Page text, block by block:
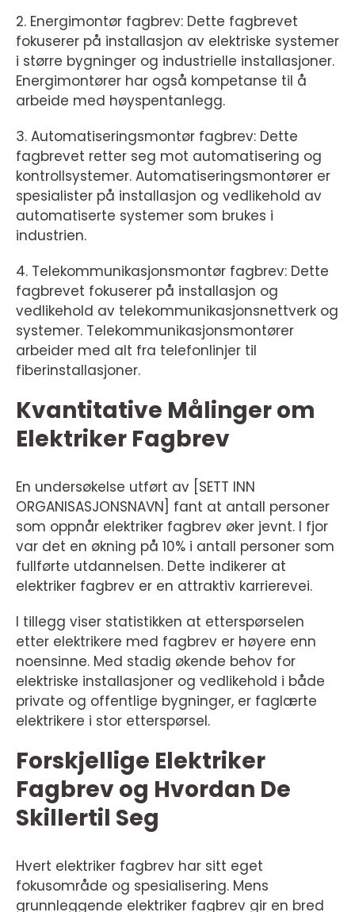
2. Energimontør fagbrev: Dette fagbrevet
fokuserer på installasjon av elektriske systemer
i større bygninger og industrielle installasjoner.
Energimontører har også kompetanse til å
arbeide med høyspentanlegg.
3. Automatiseringsmontør fagbrev: Dette
fagbrevet retter seg mot automatisering og
kontrollsystemer. Automatiseringsmontører er
spesialister på installasjon og vedlikehold av
automatiserte systemer som brukes i
industrien.
4. Telekommunikasjonsmontør fagbrev: Dette
fagbrevet fokuserer på installasjon og
vedlikehold av telekommunikasjonsnettverk og
systemer. Telekommunikasjonsmontører
arbeider med alt fra telefonlinjer til
fiberinstallasjoner.
Kvantitative Målinger om
Elektriker Fagbrev
En undersøkelse utført av [SETT INN
ORGANISASJONSNAVN] fant at antall personer
som oppnår elektriker fagbrev øker jevnt. I fjor
var det en økning på 10% i antall personer som
fullførte utdannelsen. Dette indikerer at
elektriker fagbrev er en attraktiv karrierevei.
I tillegg viser statistikken at etterspørselen
etter elektrikere med fagbrev er høyere enn
noensinne. Med stadig økende behov for
elektriske installasjoner og vedlikehold i både
private og offentlige bygninger, er faglærte
elektrikere i stor etterspørsel.
Forskjellige Elektriker
Fagbrev og Hvordan De
Skillertil Seg
Hvert elektriker fagbrev har sitt eget
fokusområde og spesialisering. Mens
grunnleggende elektriker fagbrev gir en bred